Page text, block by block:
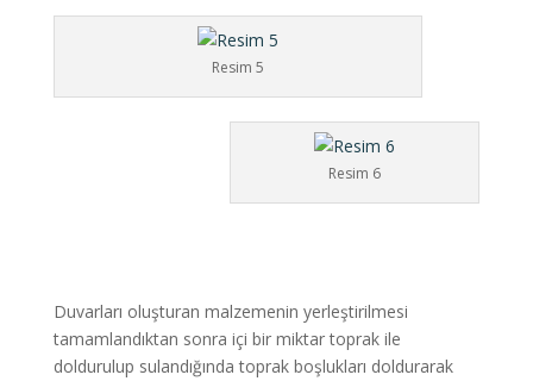
Resim 5
Resim 6
Duvarları oluşturan malzemenin yerleştirilmesi
tamamlandıktan sonra içi bir miktar toprak ile
doldurulup sulandığında toprak boşlukları doldurarak